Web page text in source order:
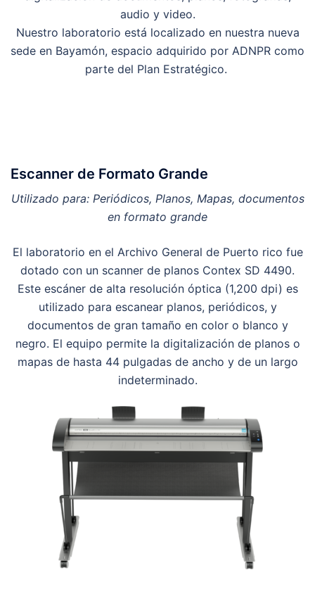
audio y video.
Nuestro laboratorio está localizado en nuestra nueva
sede en Bayamón, espacio adquirido por ADNPR como
parte del Plan Estratégico.
Escanner de Formato Grande
Utilizado para: Periódicos, Planos, Mapas, documentos
en formato grande
El laboratorio en el Archivo General de Puerto rico fue
dotado con un scanner de planos Contex SD 4490.
Este escáner de alta resolución óptica (1,200 dpi) es
utilizado para escanear planos, periódicos, y
documentos de gran tamaño en color o blanco y
negro. El equipo permite la digitalización de planos o
mapas de hasta 44 pulgadas de ancho y de un largo
indeterminado.